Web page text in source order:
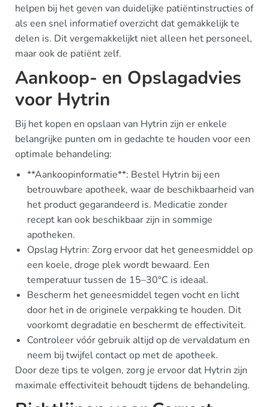
helpen bij het geven van duidelijke patiëntinstructies of
als een snel informatief overzicht dat gemakkelijk te
delen is. Dit vergemakkelijkt niet alleen het personeel,
maar ook de patiënt zelf.
Aankoop- en Opslagadvies
voor Hytrin
Bij het kopen en opslaan van Hytrin zijn er enkele
belangrijke punten om in gedachte te houden voor een
optimale behandeling:
**Aankoopinformatie**: Bestel Hytrin bij een
betrouwbare apotheek, waar de beschikbaarheid van
het product gegarandeerd is. Medicatie zonder
recept kan ook beschikbaar zijn in sommige
apotheken.
Opslag Hytrin: Zorg ervoor dat het geneesmiddel op
een koele, droge plek wordt bewaard. Een
temperatuur tussen de 15–30°C is ideaal.
Bescherm het geneesmiddel tegen vocht en licht
door het in de originele verpakking te houden. Dit
voorkomt degradatie en beschermt de effectiviteit.
Controleer vóór gebruik altijd op de vervaldatum en
neem bij twijfel contact op met de apotheek.
Door deze tips te volgen, zorg je ervoor dat Hytrin zijn
maximale effectiviteit behoudt tijdens de behandeling.